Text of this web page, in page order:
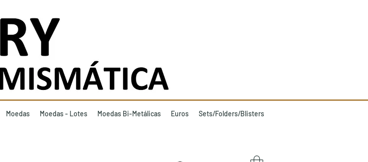
Moedas Moedas - Lotes Moedas Bi-Metálicas Euros Sets/Folders/Blisters